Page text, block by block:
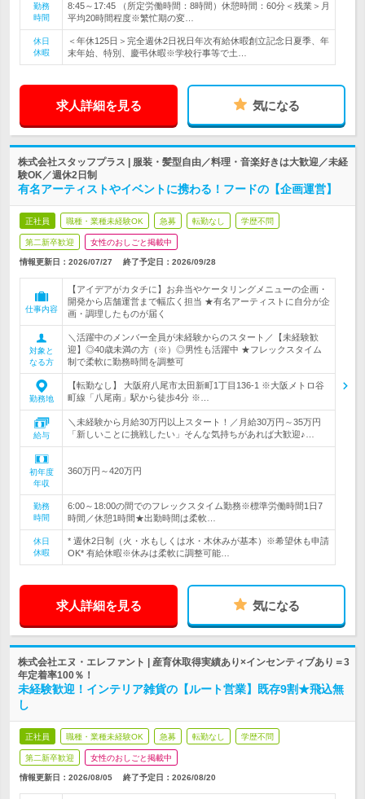
勤務
時間
8:45～17:45 （所定労働時間：8時間）休憩時間：60分＜残業＞月
平均20時間程度※繁忙期の変…
休日
休暇
＜年休125日＞完全週休2日祝日年次有給休暇創立記念日夏季、年
末年始、特別、慶弔休暇※学校行事等で土…
求人詳細を見る 気になる
株式会社スタッフプラス | 服装・髪型自由／料理・音楽好きは大歓迎／未経
験OK／週休2日制
有名アーティストやイベントに携わる！フードの【企画運営】
正社員 職種・業種未経験OK 急募 転勤なし 学歴不問
第二新卒歓迎 女性のおしごと掲載中
情報更新日：2026/07/27 終了予定日： 2026/09/28
仕事内容
【アイデアがカタチに】お弁当やケータリングメニューの企画・
開発から店舗運営まで幅広く担当 ★有名アーティストに自分が企
画・調理したものが届く
対象と
なる方
＼活躍中のメンバー全員が未経験からのスタート／【未経験歓
迎】◎40歳未満の方（※）◎男性も活躍中 ★フレックスタイム
制で柔軟に勤務時間を調整可
勤務地
【転勤なし】 大阪府八尾市太田新町1丁目136-1 ※大阪メトロ谷
町線「八尾南」駅から徒歩4分 ※…
給与
＼未経験から月給30万円以上スタート！／月給30万円～35万円
「新しいことに挑戦したい」そんな気持ちがあれば大歓迎♪…
初年度
年収
360万円～420万円
勤務
時間
6:00～18:00の間でのフレックスタイム勤務※標準労働時間1日7
時間／休憩1時間★出勤時間は柔軟…
休日
休暇
* 週休2日制（火・水もしくは水・木休みが基本）※希望休も申請
OK* 有給休暇※休みは柔軟に調整可能…
求人詳細を見る 気になる
株式会社エヌ・エレファント | 産育休取得実績あり×インセンティブあり＝3
年定着率100％！
未経験歓迎！インテリア雑貨の【ルート営業】既存9割★飛込無
し
正社員 職種・業種未経験OK 急募 転勤なし 学歴不問
第二新卒歓迎 女性のおしごと掲載中
情報更新日：2026/08/05 終了予定日： 2026/08/20